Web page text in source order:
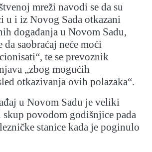
mreži navodi se da su
u i iz Novog Sada otkazani
događanja u Novom Sadu,
da saobraćaj neće moći
te se prevoznik
„zbog mogućih
otkazivanja ovih polazaka“.
u Novom Sadu je veliki
povodom godišnjice pada
stanice kada je poginulo